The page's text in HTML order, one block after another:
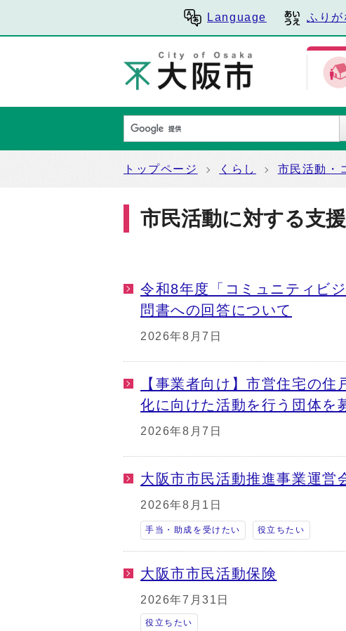
Language ふりが
トップページ くらし 市民活動・
市民活動に対する支援
令和8年度「コミュニティビ
問書への回答について
2026年8月7日
【事業者向け】市営住宅の
化に向けた活動を行う団体を
2026年8月7日
大阪市市民活動推進事業運営
2026年8月1日
手当・助成を受けたい 役立ちたい
大阪市市民活動保険
2026年7月31日
役立ちたい